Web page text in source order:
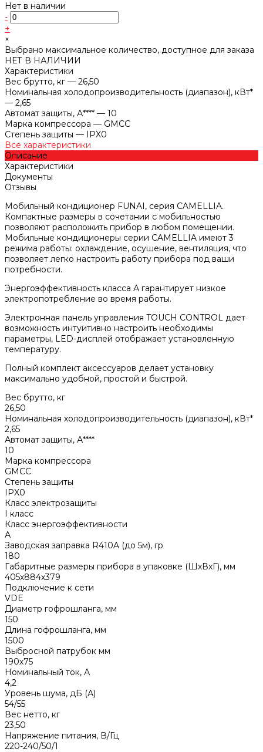
Нет в наличии
-
+
×
Выбрано максимальное количество, доступное для заказа
НЕТ В НАЛИЧИИ
Характеристики
Вес брутто, кг — 26,50
Номинальная холодопроизводительность (диапазон), кВт*
— 2,65
Автомат защиты, А**** — 10
Марка компрессора — GMCC
Степень защиты —
IPX0
Все характеристики
Описание
Характеристики
Документы
Отзывы
Мобильный кондиционер FUNAI, серия CAMELLIA.
Компактные размеры в сочетании с мобильностью
позволяют расположить прибор в любом помещении.
Мобильные кондиционеры серии CAMELLIA имеют 3
режима работы: охлаждение, осушение, вентиляция, что
позволяет легко настроить работу прибора под ваши
потребности.
Энергоэффективность класса А гарантирует низкое
электропотребление во время работы.
Электронная панель управления TOUCH CONTROL дает
возможность интуитивно настроить необходимы
параметры, LED-дисплей отображает установленную
температуру.
Полный комплект аксессуаров делает установку
максимально удобной, простой и быстрой.
Вес брутто, кг
26,50
Номинальная холодопроизводительность (диапазон), кВт*
2,65
Автомат защиты, А****
10
Марка компрессора
GMCC
Степень защиты
IPX0
Класс электрозащиты
I класс
Класс энергоэффективности
А
Заводская заправка R410A (до 5м), гр
180
Габаритные размеры прибора в упаковке (ШхВхГ), мм
405х884х379
Подключение к сети
VDE
Диаметр гофрошланга, мм
150
Длина гофрошланга, мм
1500
Выбросной патрубок мм
190x75
Номинальный ток, А
4,2
Уровень шума, дБ (А)
54/55
Вес нетто, кг
23,50
Напряжение питания, В/Гц
220-240/50/1